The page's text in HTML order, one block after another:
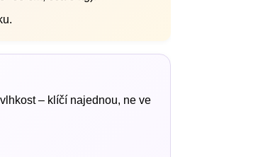
– klíčí najednou, ne ve